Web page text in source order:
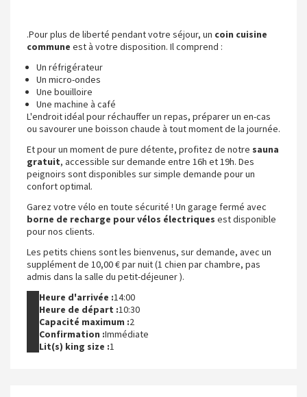
.Pour plus de liberté pendant votre séjour, un coin cuisine
commune est à votre disposition. Il comprend :
Un réfrigérateur
Un micro-ondes
Une bouilloire
Une machine à café
L'endroit idéal pour réchauffer un repas, préparer un en-cas
ou savourer une boisson chaude à tout moment de la journée.
Et pour un moment de pure détente, profitez de notre sauna
gratuit, accessible sur demande entre 16h et 19h. Des
peignoirs sont disponibles sur simple demande pour un
confort optimal.
Garez votre vélo en toute sécurité ! Un garage fermé avec
borne de recharge pour vélos électriques est disponible
pour nos clients.
Les petits chiens sont les bienvenus, sur demande, avec un
supplément de 10,00 € par nuit (1 chien par chambre, pas
admis dans la salle du petit-déjeuner ).
Heure d'arrivée :14:00
Heure de départ :10:30
Capacité maximum :2
Confirmation :Immédiate
Lit(s) king size :1